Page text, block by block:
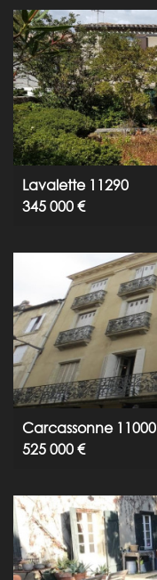
Lavalette 11290
345 000 €
Carcassonne 11000
525 000 €